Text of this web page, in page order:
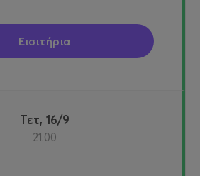
Εισιτήρια
Τετ, 16/9
21:00